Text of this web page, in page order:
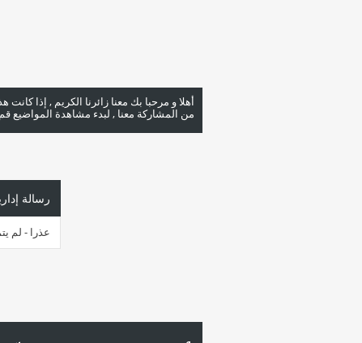
أهلا و مرحبا بك معنا زائرنا الكريم , إذا كانت
من المشاركة معنا , لبدء مشاهدة المواضيع قم
رسالة
عذرا - لم